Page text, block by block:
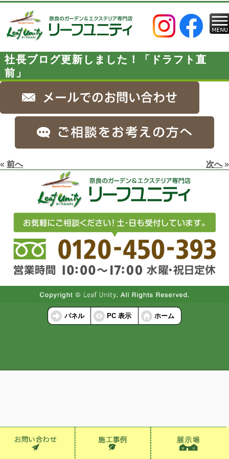
社長ブログ更新しました！「ドラフト直
前」
« 前へ 次へ»
パネル PC 表示 ホーム